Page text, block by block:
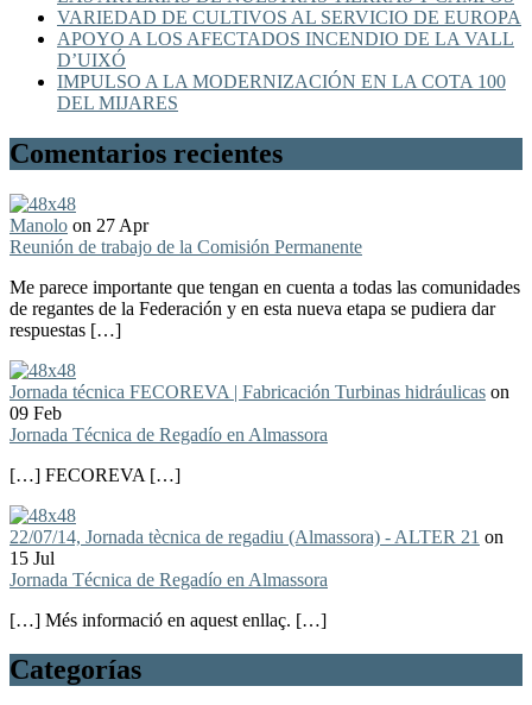
VARIEDAD DE CULTIVOS AL SERVICIO DE EUROPA
APOYO A LOS AFECTADOS INCENDIO DE LA VALL
D’UIXÓ
IMPULSO A LA MODERNIZACIÓN EN LA COTA 100
DEL MIJARES
Comentarios recientes
Manolo on 27 Apr
Reunión de trabajo de la Comisión Permanente
Me parece importante que tengan en cuenta a todas las comunidades
de regantes de la Federación y en esta nueva etapa se pudiera dar
respuestas […]
Jornada técnica FECOREVA | Fabricación Turbinas hidráulicas on
09 Feb
Jornada Técnica de Regadío en Almassora
[…] FECOREVA […]
22/07/14, Jornada tècnica de regadiu (Almassora) - ALTER 21 on
15 Jul
Jornada Técnica de Regadío en Almassora
[…] Més informació en aquest enllaç. […]
Categorías